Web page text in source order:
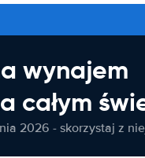
wynajem
całym
2026 - skorzystaj z